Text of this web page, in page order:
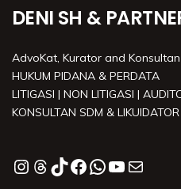
DENI SH &
AdvoKat, Kurator and
HUKUM PIDANA & PERDATA
LITIGASI | NON LITIGASI |
KONSULTAN SDM & LIKUIDATOR